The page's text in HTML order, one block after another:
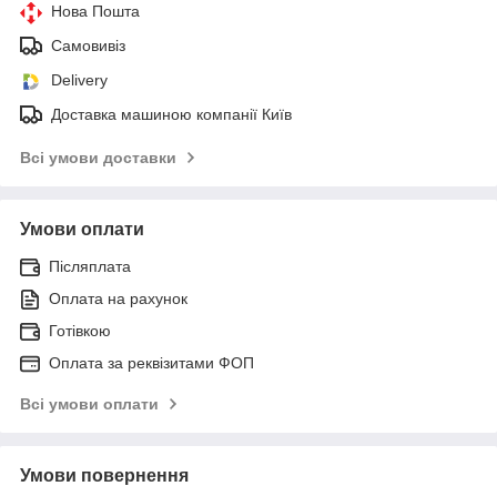
Нова Пошта
Самовивіз
Delivery
Доставка машиною компанії Київ
Всі умови доставки
Умови оплати
Післяплата
Оплата на рахунок
Готівкою
Оплата за реквізитами ФОП
Всі умови оплати
Умови повернення